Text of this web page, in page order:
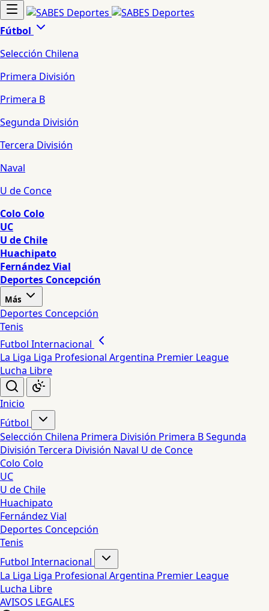
Fútbol
Selección Chilena
Primera División
Primera B
Segunda División
Tercera División
Naval
U de Conce
Colo Colo
UC
U de Chile
Huachipato
Fernández Vial
Deportes Concepción
Más
Deportes Concepción
Tenis
Futbol Internacional
La Liga Liga Profesional Argentina Premier League
Lucha Libre
Inicio
Fútbol
Selección Chilena Primera División Primera BSegunda
División Tercera División Naval U de Conce
Colo Colo
UC
U de Chile
Huachipato
Fernández Vial
Deportes Concepción
Tenis
Futbol Internacional
La Liga Liga Profesional Argentina Premier League
Lucha Libre
AVISOS LEGALES